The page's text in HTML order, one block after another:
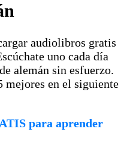
audiolibros gratis
uno cada día
alemán sin esfuerzo.
mejores en el siguiente
para aprender